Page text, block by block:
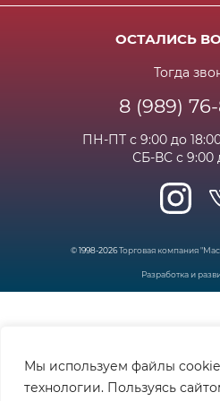
Мы используем файлы
технологии. Пользуясь
Возрат и гарантия
Часто задаваемые
ОСТАЛИСЬ
Тогда
8 (989)
ПН-ПТ с 9:00 до
СБ-ВС с 9:00
© 1998-2026Торговая компания
Разработка и